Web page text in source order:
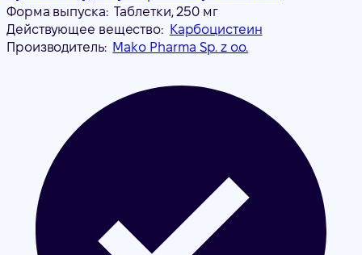
Форма выпуска: Таблетки, 250 мг
Действующее вещество:
Карбоцистеин
Производитель: Mako Pharma Sp. z o.o.